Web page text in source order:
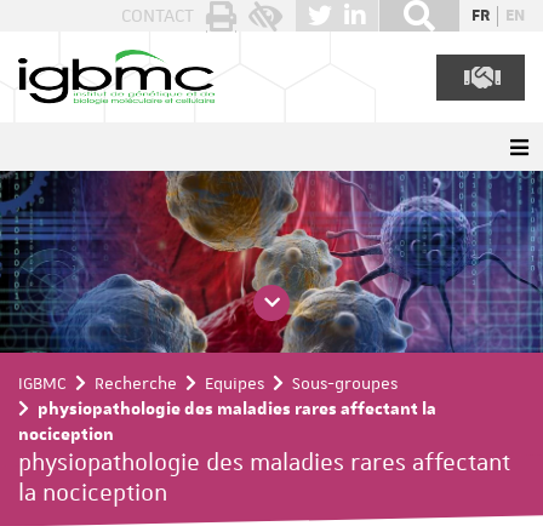
CONTACT FR EN
IGBMC Recherche Equipes
Sous-groupes
physiopathologie des maladies rares affectant la
nociception
physiopathologie des maladies rares affectant
la nociception
Panneau de gestion des cookies